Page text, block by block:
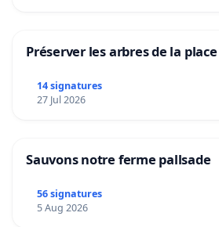
Préserver les arbres de la
14 signatures
27 Jul 2026
Sauvons notre ferme pallsade
56 signatures
5 Aug 2026